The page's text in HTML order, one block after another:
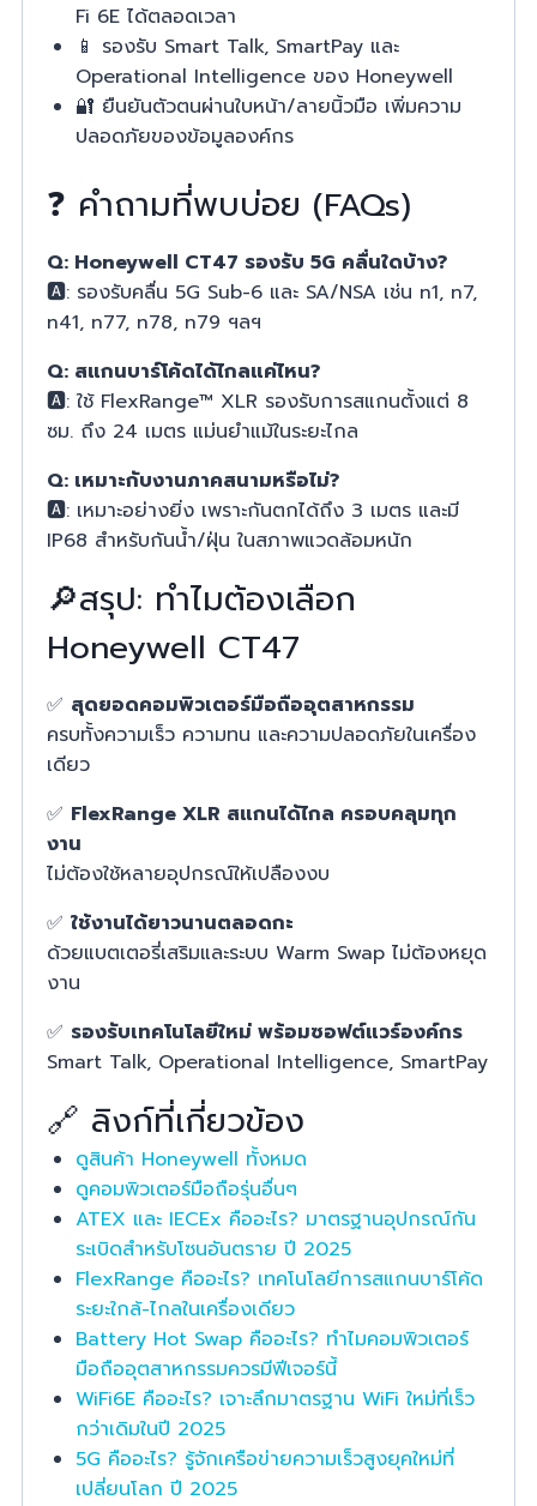
Fi 6E ได้ตลอดเวลา
📱 รองรับ Smart Talk, SmartPay และ
Operational Intelligence ของ Honeywell
🔐 ยืนยันตัวตนผ่านใบหน้า/ลายนิ้วมือ เพิ่มความ
ปลอดภัยของข้อมูลองค์กร
❓ คำถามที่พบบ่อย (FAQs)
Q: Honeywell CT47 รองรับ 5G คลื่นใดบ้าง?
🅰️: รองรับคลื่น 5G Sub-6 และ SA/NSA เช่น n1, n7,
n41, n77, n78, n79 ฯลฯ
Q: สแกนบาร์โค้ดได้ไกลแค่ไหน?
🅰️: ใช้ FlexRange™ XLR รองรับการสแกนตั้งแต่ 8
ซม. ถึง 24 เมตร แม่นยำแม้ในระยะไกล
Q: เหมาะกับงานภาคสนามหรือไม่?
🅰️: เหมาะอย่างยิ่ง เพราะกันตกได้ถึง 3 เมตร และมี
IP68 สำหรับกันน้ำ/ฝุ่น ในสภาพแวดล้อมหนัก
🔎สรุป: ทำไมต้องเลือก
Honeywell CT47
✅ สุดยอดคอมพิวเตอร์มือถืออุตสาหกรรม
ครบทั้งความเร็ว ความทน และความปลอดภัยในเครื่อง
เดียว
✅ FlexRange XLR สแกนได้ไกล ครอบคลุมทุก
งาน
ไม่ต้องใช้หลายอุปกรณ์ให้เปลืองงบ
✅ ใช้งานได้ยาวนานตลอดกะ
ด้วยแบตเตอรี่เสริมและระบบ Warm Swap ไม่ต้องหยุด
งาน
✅ รองรับเทคโนโลยีใหม่ พร้อมซอฟต์แวร์องค์กร
Smart Talk, Operational Intelligence, SmartPay
🔗 ลิงก์ที่เกี่ยวข้อง
ดูสินค้า Honeywell ทั้งหมด
ดูคอมพิวเตอร์มือถือรุ่นอื่นๆ
ATEX และ IECEx คืออะไร? มาตรฐานอุปกรณ์กัน
ระเบิดสำหรับโซนอันตราย ปี 2025
FlexRange คืออะไร? เทคโนโลยีการสแกนบาร์โค้ด
ระยะใกล้-ไกลในเครื่องเดียว
Battery Hot Swap คืออะไร? ทำไมคอมพิวเตอร์
มือถืออุตสาหกรรมควรมีฟีเจอร์นี้
WiFi6E คืออะไร? เจาะลึกมาตรฐาน WiFi ใหม่ที่เร็ว
กว่าเดิมในปี 2025
5G คืออะไร? รู้จักเครือข่ายความเร็วสูงยุคใหม่ที่
เปลี่ยนโลก ปี 2025